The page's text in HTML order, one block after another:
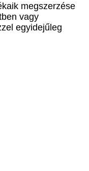
megszerzése
vagy
egyidejűleg